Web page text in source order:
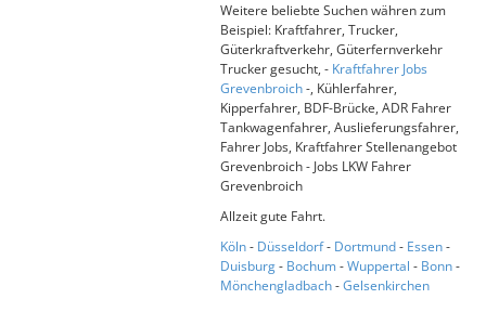
Weitere beliebte Suchen währen zum
Beispiel: Kraftfahrer, Trucker,
Güterkraftverkehr, Güterfernverkehr
Trucker gesucht, - Kraftfahrer Jobs
Grevenbroich-, Kühlerfahrer,
Kipperfahrer, BDF-Brücke, ADR Fahrer
Tankwagenfahrer, Auslieferungsfahrer,
Fahrer Jobs, Kraftfahrer Stellenangebot
Grevenbroich - Jobs LKW Fahrer
Grevenbroich
Allzeit gute Fahrt.
Köln- Düsseldorf- Dortmund- Essen-
Duisburg- Bochum-Wuppertal - Bonn-
Mönchengladbach-Gelsenkirchen